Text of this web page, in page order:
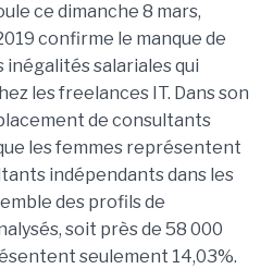
ce dimanche 8 mars,
confirme le manque de
inégalités salariales qui
les freelances IT. Dans son
de consultants
les femmes représentent
indépendants dans les
des profils de
soit près de 58 000
seulement 14,03%.